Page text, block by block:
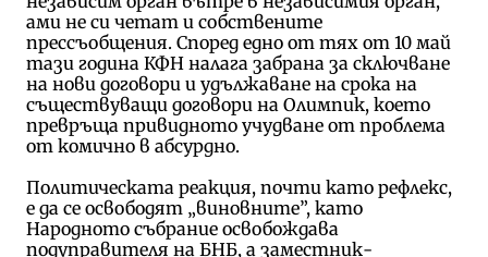
ами не си четат и собствените
прессъобщения. Според едно от тях от 10 май
тази година КФН налага забрана за сключване
на нови договори и удължаване на срока на
съществуващи договори на Олимпик, което
превръща привидното учудване от проблема
от комично в абсурдно.
Политическата реакция, почти като рефлекс,
е да се освободят „виновните”, като
Народното събрание освобождава
подуправителя на БНБ, а заместник-